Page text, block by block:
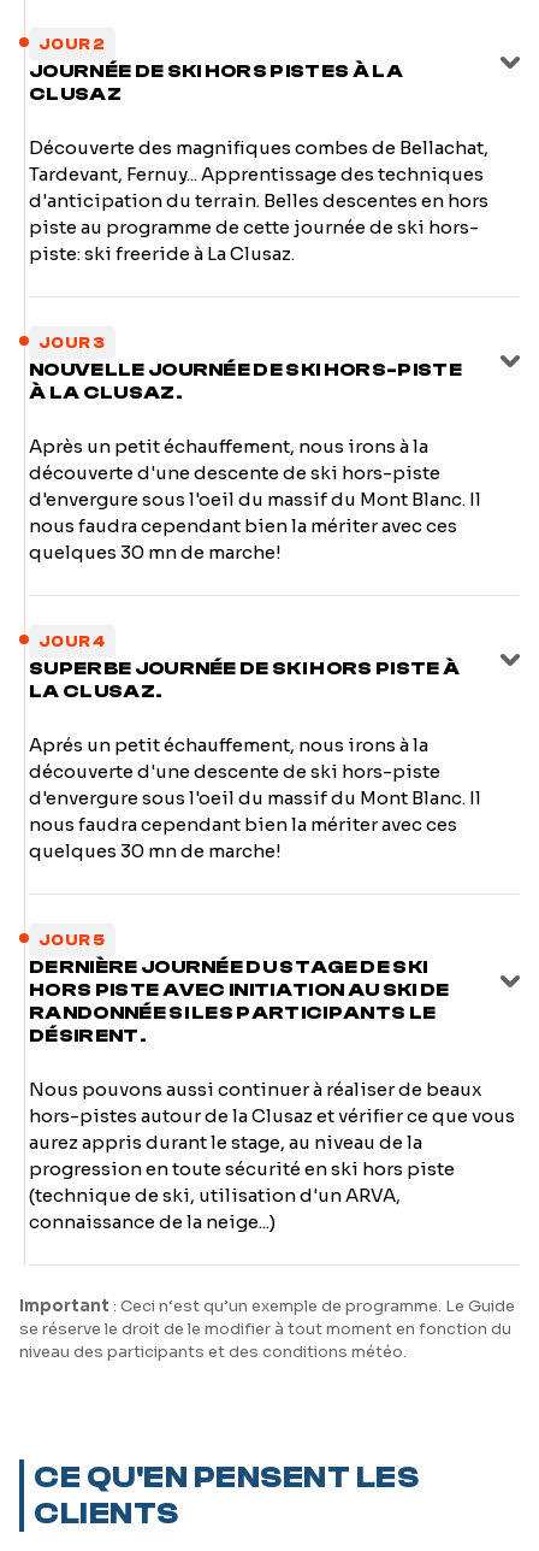
JOUR 2
JOURNÉE DE SKI HORS PISTES À LA
CLUSAZ
Découverte des magnifiques combes de Bellachat,
Tardevant, Fernuy... Apprentissage des techniques
d'anticipation du terrain. Belles descentes en hors
piste au programme de cette journée de ski hors-
piste: ski freeride à La Clusaz.
JOUR 3
NOUVELLE JOURNÉE DE SKI HORS-PISTE
À LA CLUSAZ.
Après un petit échauffement, nous irons à la
découverte d'une descente de ski hors-piste
d'envergure sous l'oeil du massif du Mont Blanc. Il
nous faudra cependant bien la mériter avec ces
quelques 30 mn de marche!
JOUR 4
SUPERBE JOURNÉE DE SKI HORS PISTE À
LA CLUSAZ.
Aprés un petit échauffement, nous irons à la
découverte d'une descente de ski hors-piste
d'envergure sous l'oeil du massif du Mont Blanc. Il
nous faudra cependant bien la mériter avec ces
quelques 30 mn de marche!
JOUR 5
DERNIÈRE JOURNÉE DU STAGE DE SKI
HORS PISTE AVEC INITIATION AU SKI DE
RANDONNÉE SI LES PARTICIPANTS LE
DÉSIRENT.
Nous pouvons aussi continuer à réaliser de beaux
hors-pistes autour de la Clusaz et vérifier ce que vous
aurez appris durant le stage, au niveau de la
progression en toute sécurité en ski hors piste
(technique de ski, utilisation d'un ARVA,
connaissance de la neige...)
Important : Ceci n‘est qu’un exemple de programme. Le Guide
se réserve le droit de le modifier à tout moment en fonction du
niveau des participants et des conditions météo.
CE QU'EN PENSENT LES
CLIENTS